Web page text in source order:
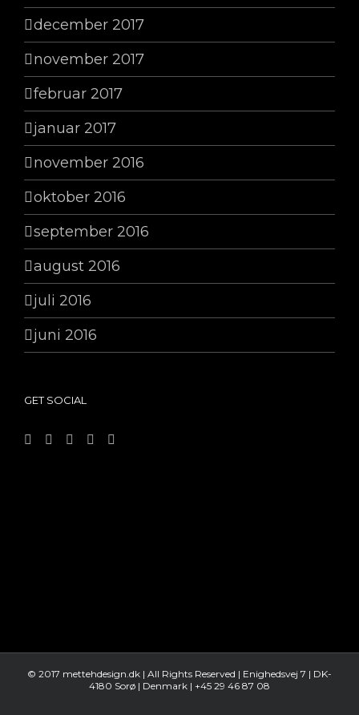
december 2017
november 2017
februar 2017
januar 2017
november 2016
oktober 2016
september 2016
august 2016
juli 2016
juni 2016
GET SOCIAL
© 2017 mettehdesign.dk | All Rights Reserved | Enighedsvej 7 | DK-
4180 Sorø | Denmark | +45 29 46 87 08